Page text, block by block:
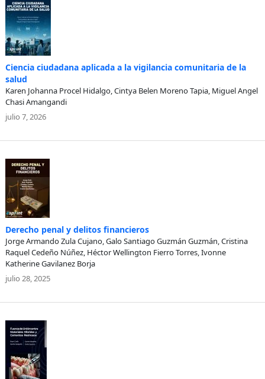
Ciencia ciudadana aplicada a la vigilancia comunitaria de la
salud
Karen Johanna Procel Hidalgo, Cintya Belen Moreno Tapia, Miguel Angel
Chasi Amangandi
julio 7, 2026
Derecho penal y delitos financieros
Jorge Armando Zula Cujano, Galo Santiago Guzmán Guzmán, Cristina
Raquel Cedeño Núñez, Héctor Wellington Fierro Torres, Ivonne
Katherine Gavilanez Borja
julio 28, 2025